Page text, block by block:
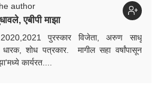
author
एबीपी माझा
पुरस्कार विजेता, अरुण साधू
धारक, शोध पत्रकार. मागील सहा वर्षांपासून
कार्यरत....